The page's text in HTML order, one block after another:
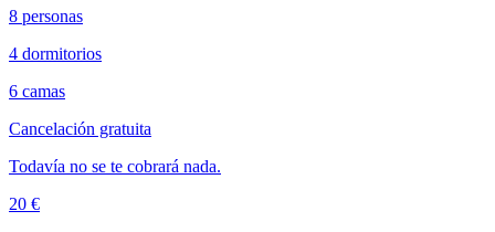
8 personas
4 dormitorios
6 camas
Cancelación gratuita
Todavía no se te cobrará nada.
20 €